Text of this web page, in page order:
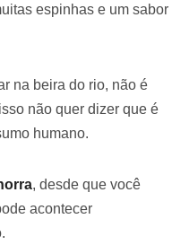
espinhas e um sabor
na beira do rio, não é
não quer dizer que é
humano.
, desde que você
acontecer